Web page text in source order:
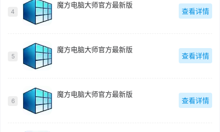
4
魔方电脑大师官方最新版
查看详情
5
魔方电脑大师官方最新版
查看详情
6
魔方电脑大师官方最新版
查看详情